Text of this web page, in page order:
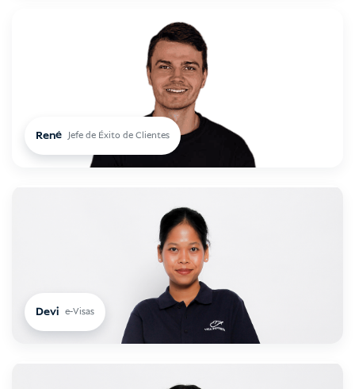
René Jefe de Éxito de Clientes
Devi e-Visas